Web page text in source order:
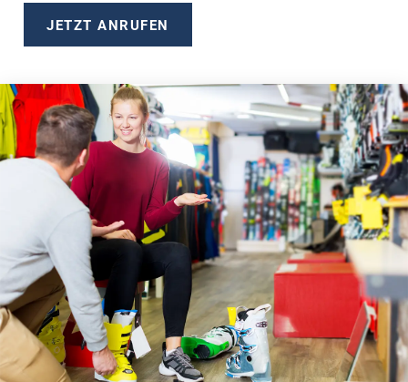
JETZT ANRUFEN